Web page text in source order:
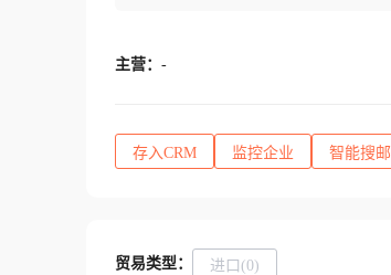
主营： -
存入CRM 监控企业 智能搜邮
贸易类型： 进口(0)